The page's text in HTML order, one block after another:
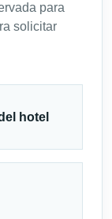
para
solicitar
hotel